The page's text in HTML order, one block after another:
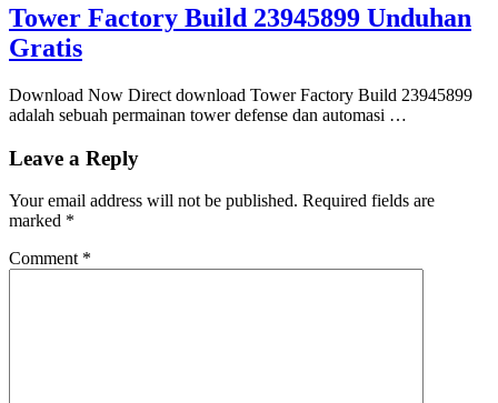
Tower Factory Build 23945899 Unduhan
Gratis
Download Now Direct download Tower Factory Build 23945899
adalah sebuah permainan tower defense dan automasi …
Leave a Reply
Your email address will not be published. Required fields are
marked *
Comment *